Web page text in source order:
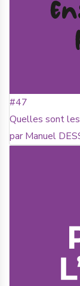
#47
Quelles sont les
par Manuel